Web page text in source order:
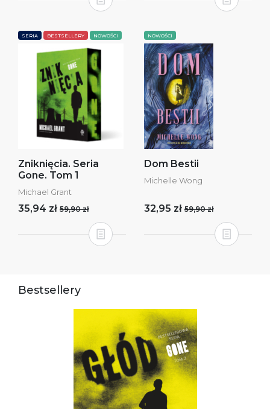
SERIA BESTSELLERY NOWOŚCI
Zniknięcia. Seria
Gone. Tom 1
Michael Grant
35,94 zł 59,90 zł
NOWOŚCI
Dom Bestii
Michelle Wong
32,95 zł 59,90 zł
Bestsellery